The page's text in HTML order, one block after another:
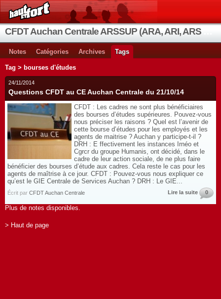
Notes Catégories Archives Tags
Tag > bourses d'études
24/11/2014
Questions CFDT au CE Auchan Centrale du 21/10/14
CFDT : Les cadres ne sont plus bénéficiaires
des bourses d’études supérieures. Pouvez-vous
nous préciser les raisons ? Quel est l’avenir de
cette bourse d’études pour les employés et les
agents de maitrise ? Auchan y participe-t-il ?
DRH : E ffectivement les instances Irnéo et
Cgrcr du groupe Humanis, ont décidé, dans le
cadre de leur action sociale, de ne plus faire
bénéficier des bourses d’étude aux cadres. Cela reste le cas pour les
agents de maîtrise à ce jour. CFDT : Pouvez-vous nous expliquer ce
qu’est le GIE Centrale de Services Auchan ? DRH : Le GIE...
Écrit par CFDT Auchan Centrale Lire la suite 0
Plus de notes disponibles.
> Haut de page